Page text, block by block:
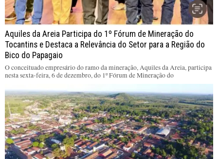
Aquiles da Areia Participa do 1º Fórum de Mineração do
Tocantins e Destaca a Relevância do Setor para a Região do
Bico do Papagaio
O conceituado empresário do ramo da mineração, Aquiles da Areia, participa
nesta sexta-feira, 6 de dezembro, do 1º Fórum de Mineração do